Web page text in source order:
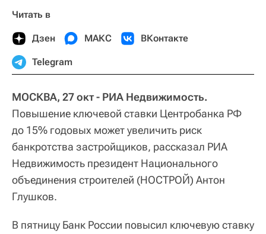
Читать в
Дзен МАКС ВКонтакте
Telegram
МОСКВА, 27 окт - РИА Недвижимость.
Повышение ключевой ставки Центробанка РФ
до 15% годовых может увеличить риск
банкротства застройщиков, рассказал РИА
Недвижимость президент Национального
объединения строителей (НОСТРОЙ) Антон
Глушков.
В пятницу Банк России повысил ключевую ставку